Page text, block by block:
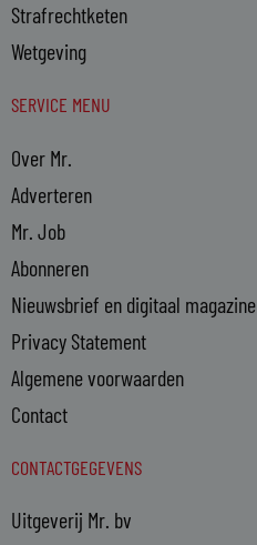
Strafrechtketen
Wetgeving
SERVICE MENU
Over Mr.
Adverteren
Mr. Job
Abonneren
Nieuwsbrief en digitaal magazine
Privacy Statement
Algemene voorwaarden
Contact
CONTACTGEGEVENS
Uitgeverij Mr. bv